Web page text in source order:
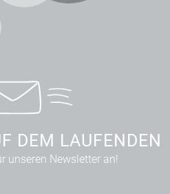
DEM LAUFENDEN
unseren Newsletter an!